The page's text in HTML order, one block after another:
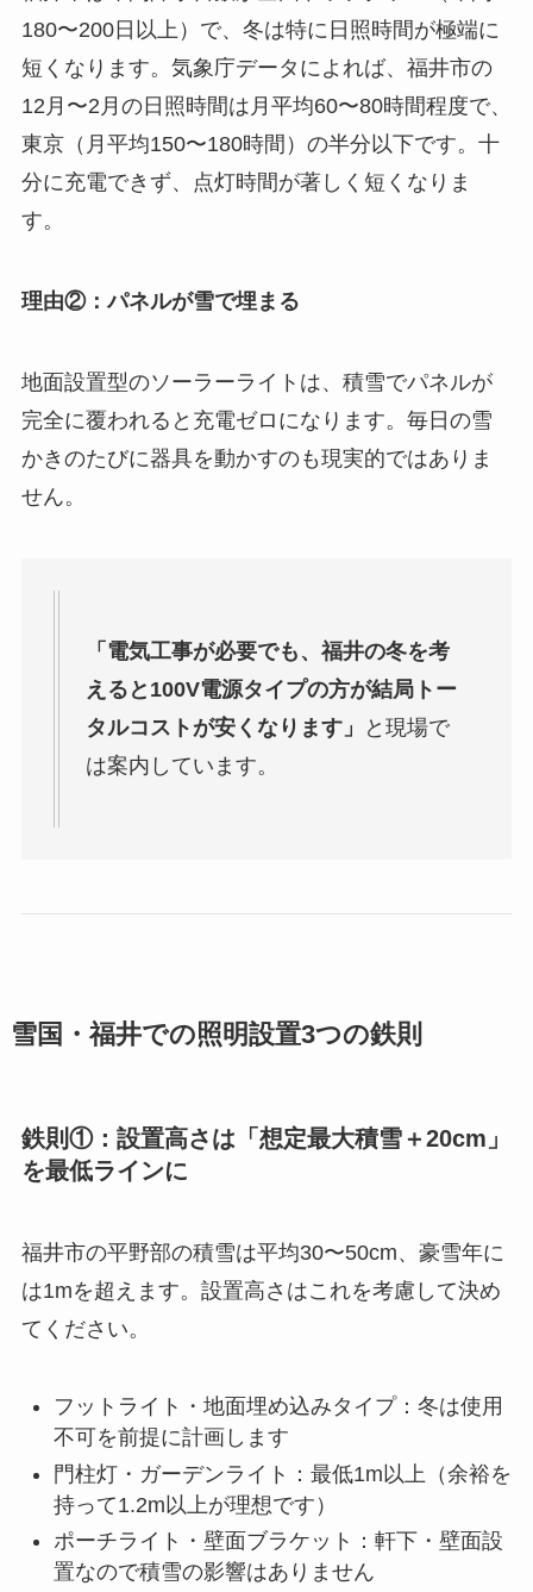
180〜200日以上）で、冬は特に日照時間が極端に
短くなります。気象庁データによれば、福井市の
12月〜2月の日照時間は月平均60〜80時間程度で、
東京（月平均150〜180時間）の半分以下です。十
分に充電できず、点灯時間が著しく短くなりま
す。
理由②：パネルが雪で埋まる
地面設置型のソーラーライトは、積雪でパネルが
完全に覆われると充電ゼロになります。毎日の雪
かきのたびに器具を動かすのも現実的ではありま
せん。
「電気工事が必要でも、福井の冬を考
えると100V電源タイプの方が結局トー
タルコストが安くなります」
と現場で
は案内しています。
雪国・福井での照明設置3つの鉄則
鉄則①：設置高さは「想定最大積雪＋20cm」
を最低ラインに
福井市の平野部の積雪は平均30〜50cm、豪雪年に
は1mを超えます。設置高さはこれを考慮して決め
てください。
フットライト・地面埋め込みタイプ：冬は使用
不可を前提に計画します
門柱灯・ガーデンライト：最低1m以上（余裕を
持って1.2m以上が理想です）
ポーチライト・壁面ブラケット：軒下・壁面設
置なので積雪の影響はありません